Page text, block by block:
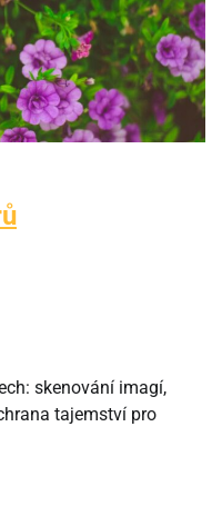
skenování imagí,
tajemství pro